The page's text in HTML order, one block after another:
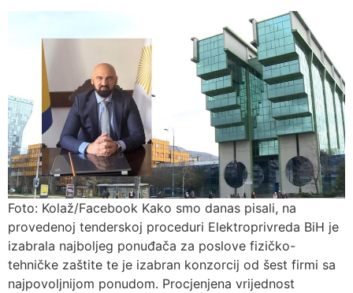
Foto: Kolaž/Facebook Kako smo danas pisali, na
provedenoj tenderskoj proceduri Elektroprivreda BiH je
izabrala najboljeg ponuđača za poslove fizičko-
tehničke zaštite te je izabran konzorcij od šest firmi sa
najpovoljnijom ponudom. Procjenjena vrijednost